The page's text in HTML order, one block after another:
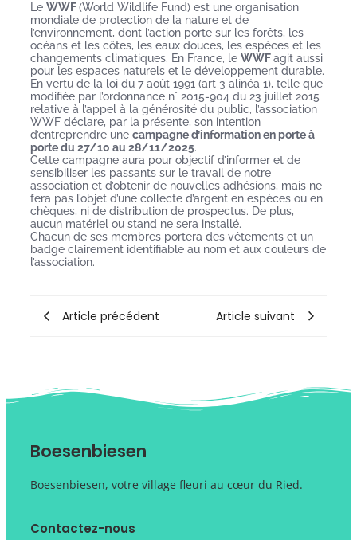
Le WWF(World Wildlife Fund) est une organisation
mondiale de protection de la nature et de
l’environnement, dont l’action porte sur les forêts, les
océans et les côtes, les eaux douces, les espèces et les
changements climatiques. En France, le WWFagit aussi
pour les espaces naturels et le développement durable.
En vertu de la loi du 7 août 1991 (art 3 alinéa 1), telle que
modifiée par l’ordonnance n° 2015-904 du 23 juillet 2015
relative à l’appel à la générosité du public, l’association
WWF déclare, par la présente, son intention
d’entreprendre une campagne d’information en porte à
porte du 27/10 au 28/11/2025.
Cette campagne aura pour objectif d’informer et de
sensibiliser les passants sur le travail de notre
association et d’obtenir de nouvelles adhésions, mais ne
fera pas l’objet d’une collecte d’argent en espèces ou en
chèques, ni de distribution de prospectus. De plus,
aucun matériel ou stand ne sera installé.
Chacun de ses membres portera des vêtements et un
badge clairement identifiable au nom et aux couleurs de
l’association.
Article précédent Article suivant
Boesenbiesen
Boesenbiesen, votre village fleuri au cœur du Ried.
Contactez-nous